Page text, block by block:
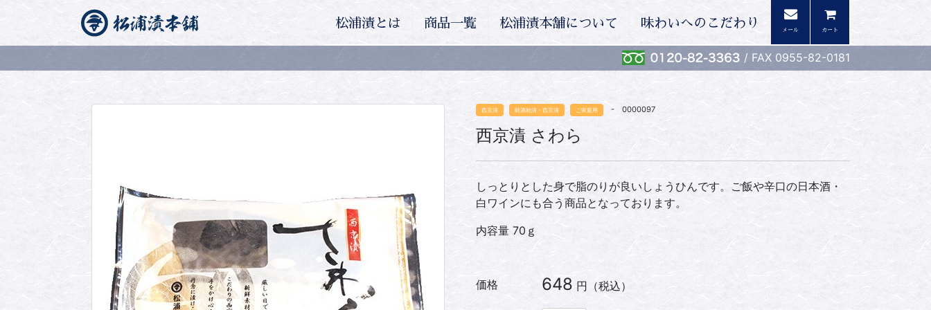
松浦漬とは 商品一覧 松浦漬本舗について 味わいへのこだわり
メール カート
/ FAX 0955-82-0181
西京漬 銘酒粕漬・西京漬 ご家庭用 - 0000097
西京漬 さわら
しっとりとした身で脂のりが良いしょうひんです。ご飯や辛口の日本酒・
白ワインにも合う商品となっております。
内容量 70ｇ
価格 648 円（税込）